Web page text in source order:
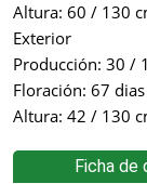
Altura: 60 / 130
Exterior
Producción: 30 /
Floración: 67
Altura: 42 / 130
Ficha de